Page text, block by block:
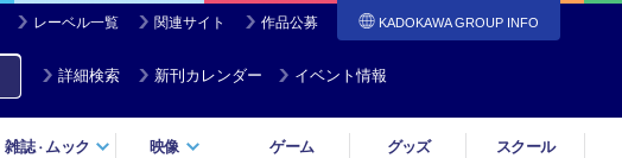
レーベル一覧 関連サイト 作品公募 KADOKAWA GROUP INFO
詳細検索 新刊カレンダー イベント情報
雑誌・ ムック 映像 ゲーム グッズ スクール